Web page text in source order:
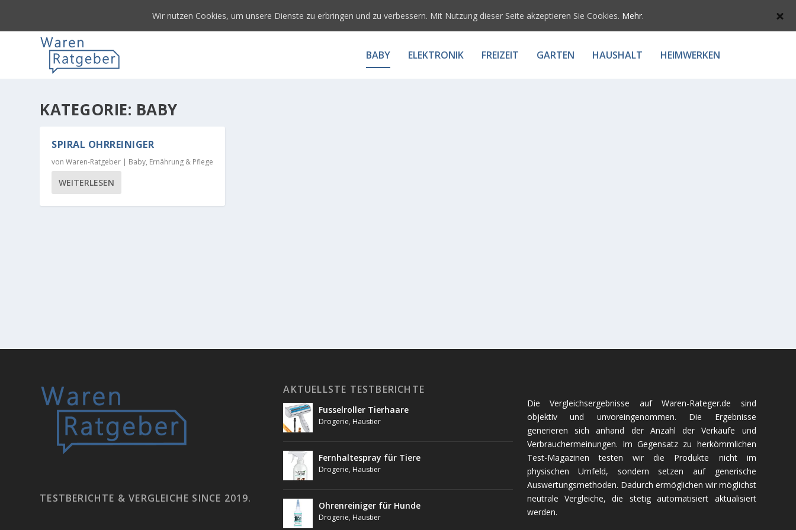
BABY ELEKTRONIK FREIZEIT GARTEN HAUSHALT HEIMWERKEN
KATEGORIE: BABY
SPIRAL OHRREINIGER
vonWaren-Ratgeber | Baby, Ernährung & Pflege
WEITERLESEN
TESTBERICHTE & VERGLEICHE SINCE 2019.
AKTUELLSTE TESTBERICHTE
Fusselroller Tierhaare
Drogerie, Haustier
Fernhaltespray für Tiere
Drogerie, Haustier
Ohrenreiniger für Hunde
Drogerie, Haustier
Die Vergleichsergebnisse auf Waren-Rateger.de sind
objektiv und unvoreingenommen. Die Ergebnisse
generieren sich anhand der Anzahl der Verkäufe und
Verbrauchermeinungen. Im Gegensatz zu herkömmlichen
Test-Magazinen testen wir die Produkte nicht im
physischen Umfeld, sondern setzen auf generische
Auswertungsmethoden. Dadurch ermöglichen wir möglichst
neutrale Vergleiche, die stetig automatisiert aktualisiert
werden.
Wir nutzen Cookies, um unsere Dienste zu erbringen und zu verbessern. Mit Nutzung dieser Seite akzeptieren Sie Cookies. Mehr.